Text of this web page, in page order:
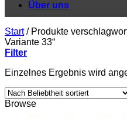
Über uns
Start /Produkte
Variante 33“
Filter
Einzelnes Ergebnis wird
Browse